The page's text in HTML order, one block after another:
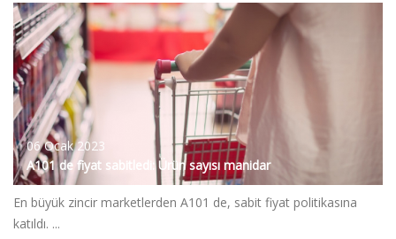
06 Ocak 2023
A101 de fiyat sabitledi: Ürün sayısı manidar
En büyük zincir marketlerden A101 de, sabit fiyat politikasına
katıldı. ...